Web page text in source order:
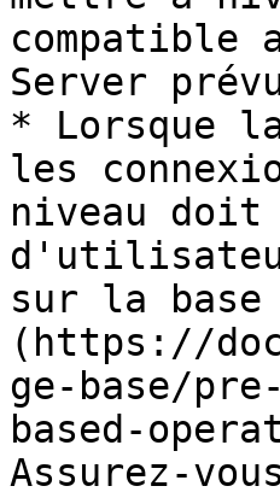
compatible
Server
* Lorsque
les
niveau doit
sur la base
(https://
ge-base/
based-
Assurez-